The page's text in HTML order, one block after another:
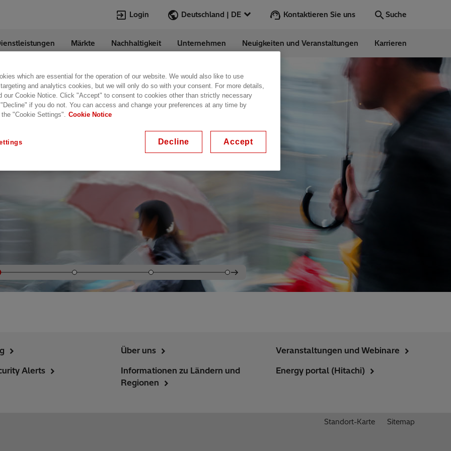
Login Deutschland | DE
Sprachen
German
Kontaktieren Sie uns Suche
Top Searches
Transformers
Top Pages
Digitalization
Events & Webinars
Märkte Nachhaltigkeit Unternehmen Neuigkeiten und Veranstaltungen Karrieren
zu
Ohne zuverlässige
Welten zu einem
Alerts
Über uns
Informationen zu Ländern und
Regionen
Veranstaltungen und Webinare
Energy portal (Hitachi)
Standort-Karte Sitemap
which are essential for the operation of our website. We would also like to use
and analytics cookies, but we will only do so with your consent. For more details,
our Cookie Notice. Click "Accept" to consent to cookies other than strictly necessary
if you do not. You can access and change your preferences at any time by
"Cookie Settings". Cookie Notice
Decline Accept